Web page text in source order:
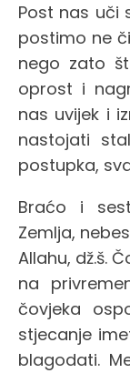
Post nas uči
postimo ne
nego zato
oprost i
nas uvijek i
nastojati
postupka,
Braćo i
Zemlja,
Allahu, dž.š.
na
čovjeka
stjecanje
blagodati.